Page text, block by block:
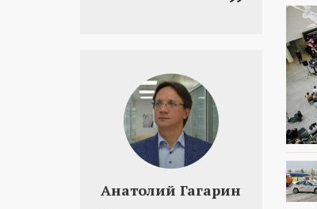
Анатолий Гагарин